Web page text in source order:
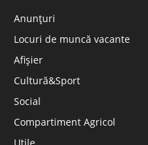
Anunțuri
Locuri de muncă vacante
Afișier
Cultură&Sport
Social
Compartiment Agricol